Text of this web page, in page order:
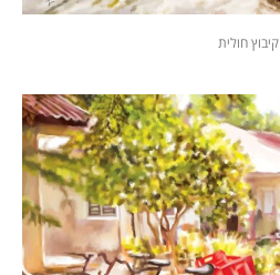
קיבוץ חולית